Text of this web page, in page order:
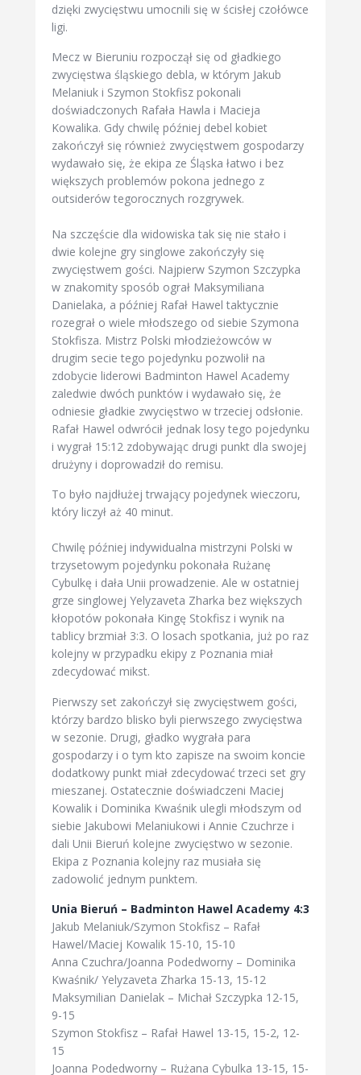
dzięki zwycięstwu umocnili się w ścisłej czołówce
ligi.
Mecz w Bieruniu rozpoczął się od gładkiego
zwycięstwa śląskiego debla, w którym Jakub
Melaniuk i Szymon Stokfisz pokonali
doświadczonych Rafała Hawla i Macieja
Kowalika. Gdy chwilę później debel kobiet
zakończył się również zwycięstwem gospodarzy
wydawało się, że ekipa ze Śląska łatwo i bez
większych problemów pokona jednego z
outsiderów tegorocznych rozgrywek.
Na szczęście dla widowiska tak się nie stało i
dwie kolejne gry singlowe zakończyły się
zwycięstwem gości. Najpierw Szymon Szczypka
w znakomity sposób ograł Maksymiliana
Danielaka, a później Rafał Hawel taktycznie
rozegrał o wiele młodszego od siebie Szymona
Stokfisza. Mistrz Polski młodzieżowców w
drugim secie tego pojedynku pozwolił na
zdobycie liderowi Badminton Hawel Academy
zaledwie dwóch punktów i wydawało się, że
odniesie gładkie zwycięstwo w trzeciej odsłonie.
Rafał Hawel odwrócił jednak losy tego pojedynku
i wygrał 15:12 zdobywając drugi punkt dla swojej
drużyny i doprowadził do remisu.
To było najdłużej trwający pojedynek wieczoru,
który liczył aż 40 minut.
Chwilę później indywidualna mistrzyni Polski w
trzysetowym pojedynku pokonała Rużanę
Cybulkę i dała Unii prowadzenie. Ale w ostatniej
grze singlowej Yelyzaveta Zharka bez większych
kłopotów pokonała Kingę Stokfisz i wynik na
tablicy brzmiał 3:3. O losach spotkania, już po raz
kolejny w przypadku ekipy z Poznania miał
zdecydować mikst.
Pierwszy set zakończył się zwycięstwem gości,
którzy bardzo blisko byli pierwszego zwycięstwa
w sezonie. Drugi, gładko wygrała para
gospodarzy i o tym kto zapisze na swoim koncie
dodatkowy punkt miał zdecydować trzeci set gry
mieszanej. Ostatecznie doświadczeni Maciej
Kowalik i Dominika Kwaśnik ulegli młodszym od
siebie Jakubowi Melaniukowi i Annie Czuchrze i
dali Unii Bieruń kolejne zwycięstwo w sezonie.
Ekipa z Poznania kolejny raz musiała się
zadowolić jednym punktem.
Unia Bieruń – Badminton Hawel Academy 4:3
Jakub Melaniuk/Szymon Stokfisz – Rafał
Hawel/Maciej Kowalik 15-10, 15-10
Anna Czuchra/Joanna Podedworny – Dominika
Kwaśnik/ Yelyzaveta Zharka 15-13, 15-12
Maksymilian Danielak – Michał Szczypka 12-15,
9-15
Szymon Stokfisz – Rafał Hawel 13-15, 15-2, 12-
15
Joanna Podedworny – Rużana Cybulka 13-15, 15-